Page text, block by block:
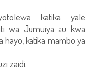
katika yale
wa Jumuiya au kwa
hayo, katika mambo ya
zaidi.